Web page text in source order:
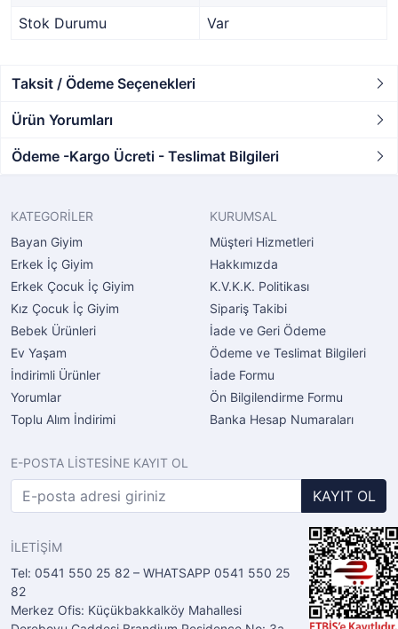
Stok Durumu
Var
Taksit / Ödeme Seçenekleri
Ürün Yorumları
Ödeme -Kargo Ücreti - Teslimat Bilgileri
KATEGORİLER
Bayan Giyim
Erkek İç Giyim
Erkek Çocuk İç Giyim
Kız Çocuk İç Giyim
Bebek Ürünleri
Ev Yaşam
İndirimli Ürünler
Yorumlar
Toplu Alım İndirimi
KURUMSAL
Müşteri Hizmetleri
Hakkımızda
K.V.K.K. Politikası
Sipariş Takibi
İade ve Geri Ödeme
Ödeme ve Teslimat Bilgileri
İade Formu
Ön Bilgilendirme Formu
Banka Hesap Numaraları
E-POSTA LİSTESİNE KAYIT OL
KAYIT OL
İLETİŞİM
Tel: 0541 550 25 82 – WHATSAPP 0541 550 25
82
Merkez Ofis: Küçükbakkalköy Mahallesi